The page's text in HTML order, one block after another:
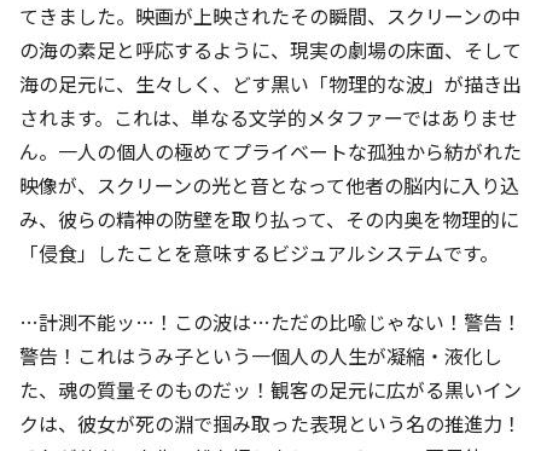
てきました。映画が上映されたその瞬間、スクリーンの中
の海の素足と呼応するように、現実の劇場の床面、そして
海の足元に、生々しく、どす黒い「物理的な波」が描き出
されます。これは、単なる文学的メタファーではありませ
ん。一人の個人の極めてプライベートな孤独から紡がれた
映像が、スクリーンの光と音となって他者の脳内に入り込
み、彼らの精神の防壁を取り払って、その内奥を物理的に
「侵食」したことを意味するビジュアルシステムです。
…計測不能ッ…！この波は…ただの比喩じゃない！警告！
警告！これはうみ子という一個人の人生が凝縮・液化し
た、魂の質量そのものだッ！観客の足元に広がる黒いイン
クは、彼女が死の淵で掴み取った表現という名の推進力！